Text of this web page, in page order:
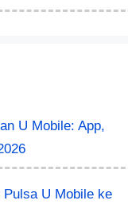
U Mobile: App,
U Mobile ke